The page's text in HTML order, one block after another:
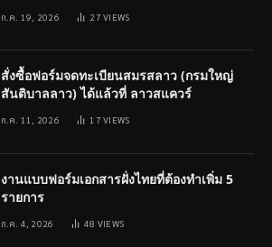
ก.ค. 19, 2026 27VIEWS
สั่งซื้อฟอร์มจดทะเบียนสมรสลาว (กรมใหญ่
สันติบาลลาว) ได้แล้วที่ ลาวสแควร์
ก.ค. 11, 2026 17VIEWS
งานแบบฟอร์มเอกสารฝั่งไทยที่ต้องทำเพิ่ม 5
รายการ
ก.ค. 4, 2026 48 VIEWS